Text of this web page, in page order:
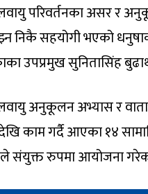
परिवर्तनका असर र
निकै सहयोगी भएको
उपप्रमुख सुनितासिंह
अनुकूलन अभ्यास र
काम गर्दै आएका १४
संयुक्त रुपमा आयोजना